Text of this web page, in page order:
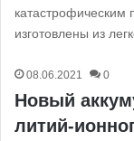
катастрофическим
изготовлены из
08.06.2021 0
Новый
литий-